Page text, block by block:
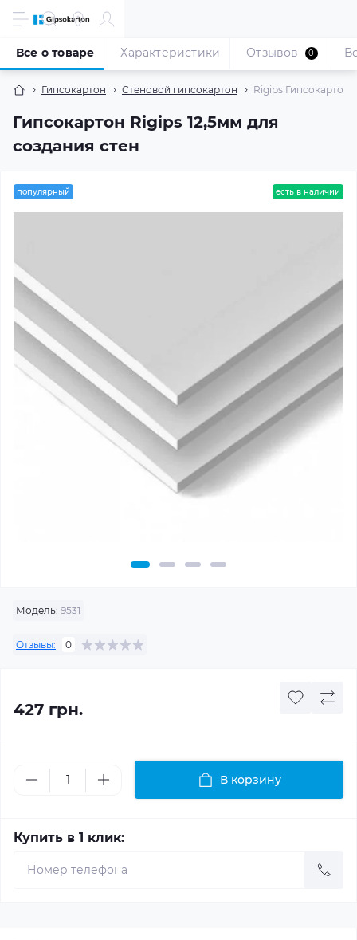
Гипсокартон Стеновой гипсокартон Rigips Гипсокартон
Гипсокартон Rigips 12,5мм для
создания стен
Все о товаре Характеристики Отзывов 0
популярный есть в наличии
Модель: 9531
Отзывы: 0
427 грн.
В корзину
Купить в 1 клик: